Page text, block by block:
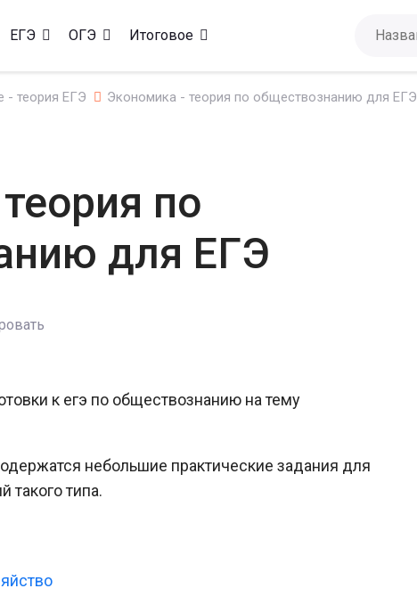
ЕГЭ ОГЭ Итоговое
- теория ЕГЭ Экономика - теория по обществознанию для ЕГЭ
по
для ЕГЭ
к егэ по обществознанию на тему
небольшие практические задания для
такого типа.